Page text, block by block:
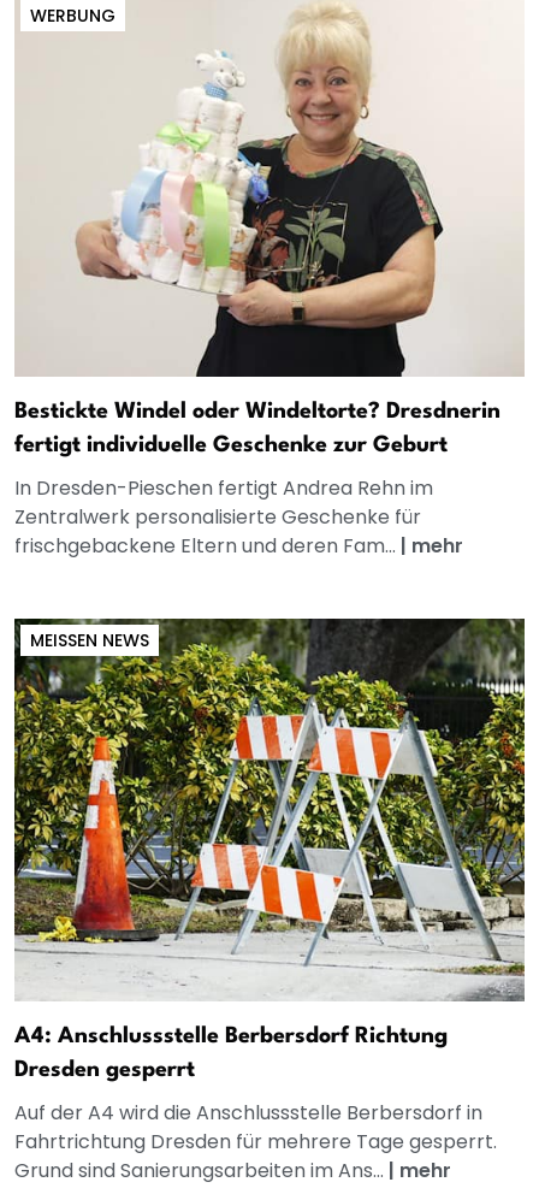
WERBUNG
Bestickte Windel oder Windeltorte? Dresdnerin
fertigt individuelle Geschenke zur Geburt
In Dresden-Pieschen fertigt Andrea Rehn im
Zentralwerk personalisierte Geschenke für
frischgebackene Eltern und deren Fam... | mehr
MEISSEN NEWS
A4: Anschlussstelle Berbersdorf Richtung
Dresden gesperrt
Auf der A4 wird die Anschlussstelle Berbersdorf in
Fahrtrichtung Dresden für mehrere Tage gesperrt.
Grund sind Sanierungsarbeiten im Ans... | mehr